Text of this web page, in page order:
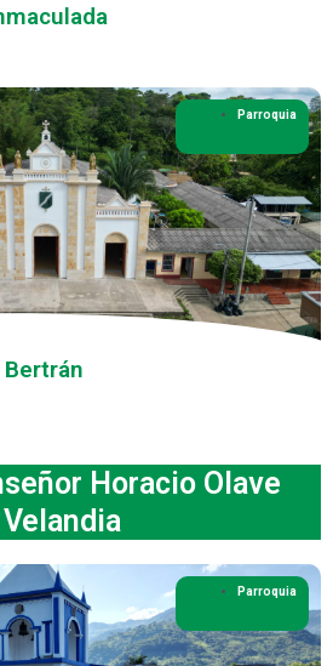
Parroquia
Bertrán
Horacio Olave
Velandia
Parroquia